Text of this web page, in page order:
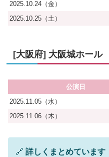
2025.10.24（金）
2025.10.25（土）
[大阪府] 大阪城ホール
公演日
2025.11.05（水）
2025.11.06（木）
🔗 詳しくまとめています